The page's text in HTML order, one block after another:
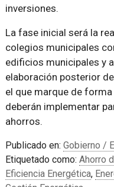
inversiones.
La fase inicial será la
colegios municipales
edificios municipales y
elaboración posterior
el que marque de
deberán implementar
ahorros.
Publicado en: Gobierno /
Etiquetado como: Ahorro
Eficiencia Energética,